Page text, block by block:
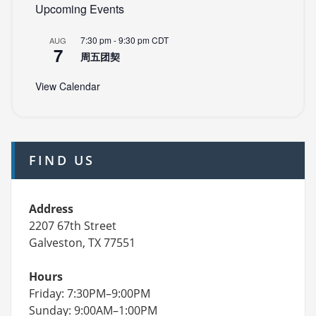
Upcoming Events
AUG
7
7:30 pm-9:30 pmCDT
周五团契
View Calendar
FIND US
Address
2207 67th Street
Galveston, TX 77551
Hours
Friday: 7:30PM–9:00PM
Sunday: 9:00AM–1:00PM